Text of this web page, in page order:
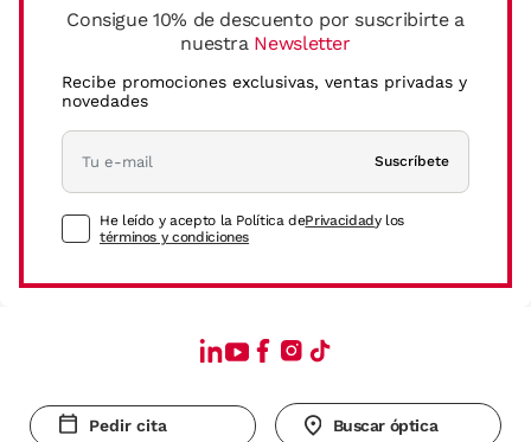
Consigue 10% de descuento por suscribirte a
nuestra Newsletter
Recibe promociones exclusivas, ventas privadas y
novedades
Suscríbete
He leído y acepto la Política dePrivacidady los
términos y condiciones
Pedir cita Buscar óptica